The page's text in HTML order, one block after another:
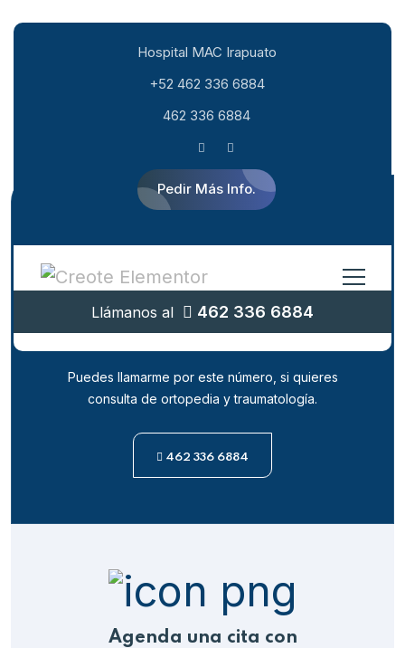
Hospital MAC Irapuato
+52 462 336 6884
462 336 6884
Pedir Más Info.
Llámanos al 462 336 6884
¿Quieres comunicarte con la
clínica de ortopedia y
Puedes llamarme por este número, si quieres
consulta de ortopedia y traumatología.
462 336 6884
Agenda una cita con